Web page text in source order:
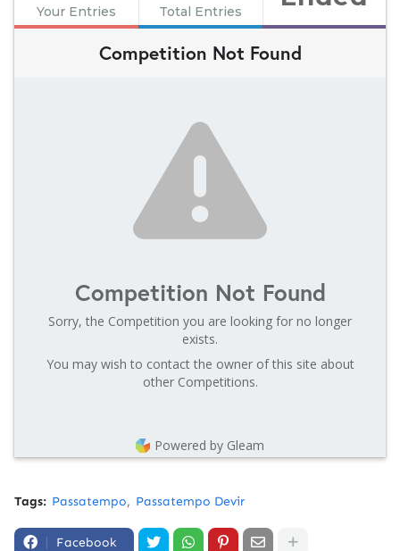
Your Entries Total Entries
Competition Not Found
Competition Not Found
Sorry, the Competition you are looking for no longer
exists.
You may wish to contact the owner of this site about
other Competitions.
Powered by Gleam
Tags: Passatempo Passatempo Devir
Facebook